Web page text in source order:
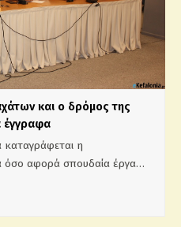
και ο δρόμος της
έγγραφα
καταγράφεται η
όσο αφορά σπουδαία έργα…